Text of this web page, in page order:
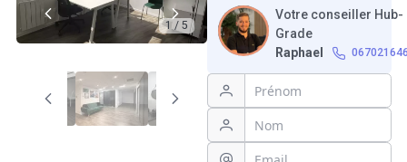
1 / 5
Votre conseiller Hub-
Grade
Raphael